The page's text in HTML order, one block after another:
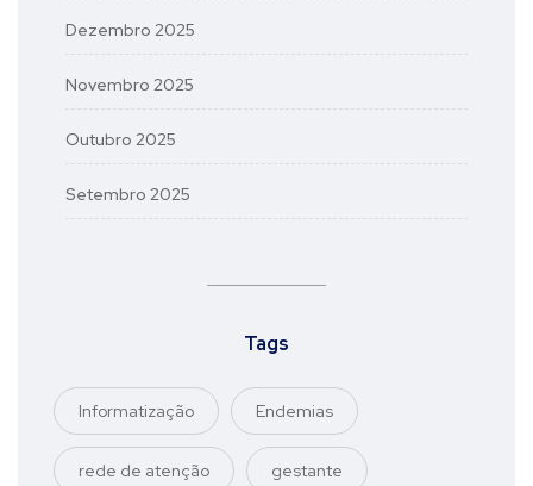
Dezembro 2025
Novembro 2025
Outubro 2025
Setembro 2025
Tags
Informatização Endemias
rede de atenção gestante